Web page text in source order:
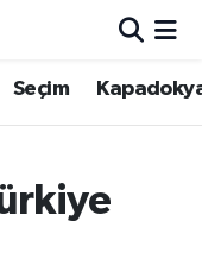
Seçim